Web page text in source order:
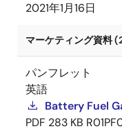
2021年1月16日
マーケティング資料
パンフレット
英語
Battery Fuel
PDF 283 KB